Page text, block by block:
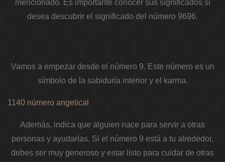
mencionado. Es importante conocer sus significados si
desea descubrir el significado del número 9696.
Vamos a empezar desde el número 9. Este número es un
símbolo de la sabiduría interior y el karma.
1140 número angelical
Además, indica que alguien nace para servir a otras
personas y ayudarlas. Si el número 9 está a tu alrededor,
debes ser muy generoso y estar listo para cuidar de otras